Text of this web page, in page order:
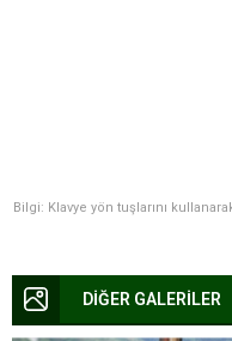
Bilgi: Klavye yön tuşlarını
DİĞER GALERİLER